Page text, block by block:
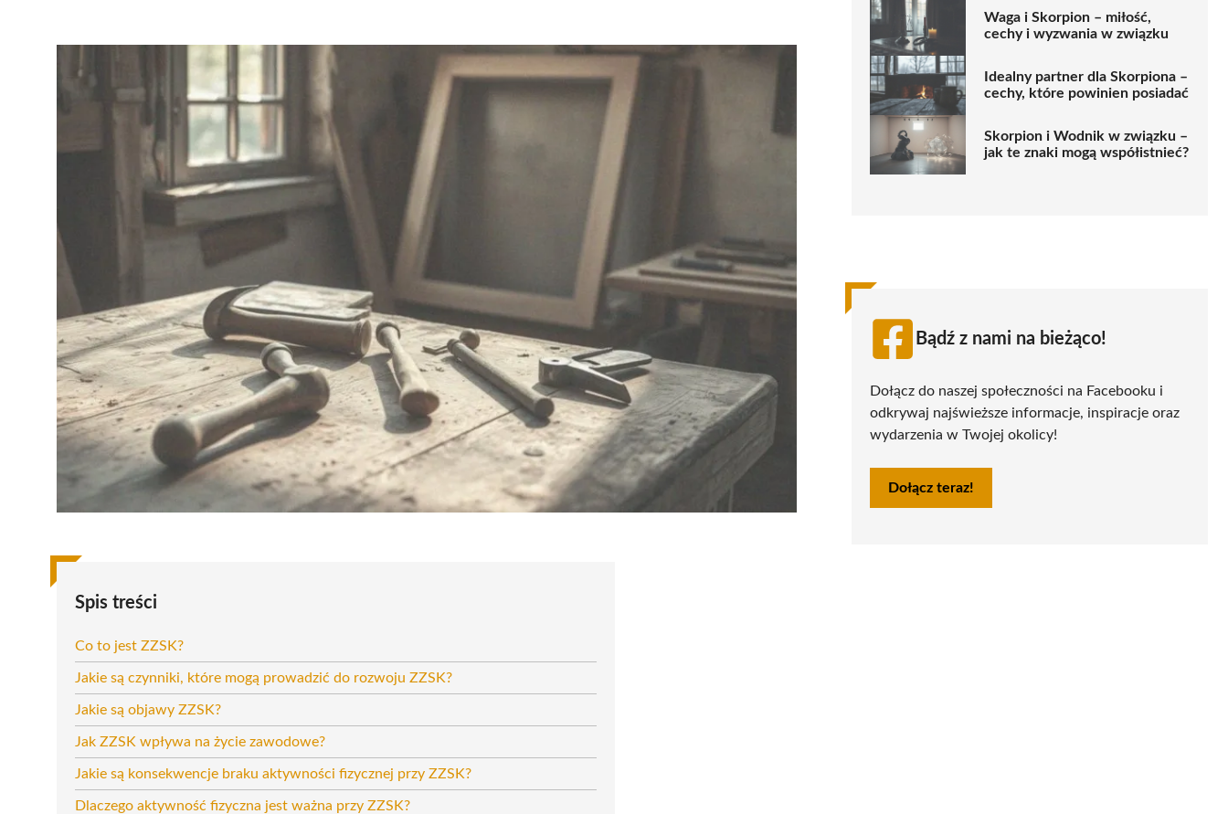
Spis treści
Co to jest ZZSK?
Jakie są czynniki, które mogą prowadzić do rozwoju ZZSK?
Jakie są objawy ZZSK?
Jak ZZSK wpływa na życie zawodowe?
Jakie są konsekwencje braku aktywności fizycznej przy ZZSK?
Dlaczego aktywność fizyczna jest ważna przy ZZSK?
Waga i Skorpion – miłość,
cechy i wyzwania w związku
Idealny partner dla Skorpiona –
cechy, które powinien posiadać
Skorpion i Wodnik w związku –
jak te znaki mogą współistnieć?
Bądź z nami na bieżąco!
Dołącz do naszej społeczności na Facebooku i
odkrywaj najświeższe informacje, inspiracje oraz
wydarzenia w Twojej okolicy!
Dołącz teraz!